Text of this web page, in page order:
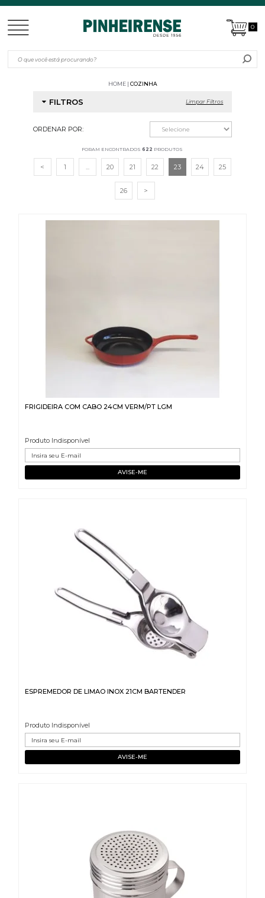
0
HOME COZINHA
FILTROS Limpar Filtros
ORDENAR POR:
FORAM ENCONTRADOS622 PRODUTOS
< 1 ... 20 21 22 23 24 25
26 >
FRIGIDEIRA COM CABO 24CM VERM/PT LGM
Produto Indisponível
ESPREMEDOR DE LIMAO INOX 21CM BARTENDER
Produto Indisponível